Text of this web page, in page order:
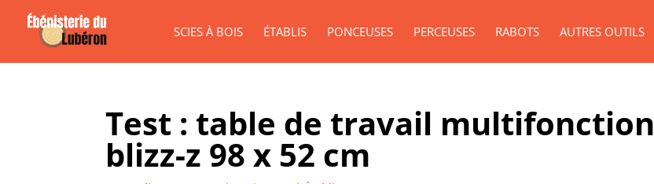
SCIES À BOIS ÉTABLIS PONCEUSES PERCEUSES RABOTS AUTRES OUTILS
Test : table de travail multifonction
blizz-z 98 x 52 cm